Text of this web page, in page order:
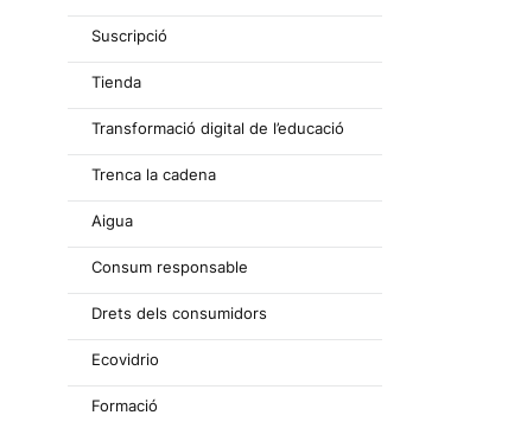
Suscripció
Tienda
Transformació digital de l’educació
Trenca la cadena
Aigua
Consum responsable
Drets dels consumidors
Ecovidrio
Formació